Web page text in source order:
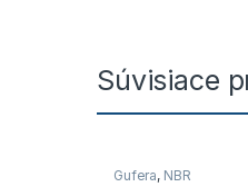
Súvisiace
Gufera, NBR